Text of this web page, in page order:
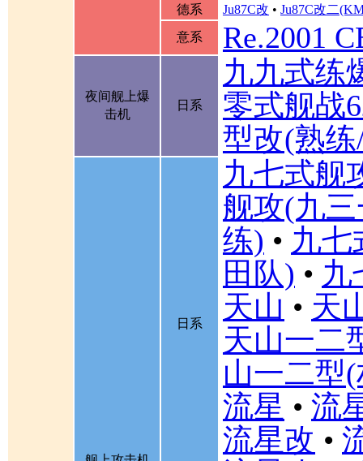
德系 Ju87C改 • Ju87C改二
意系
Re.2001
夜间舰上爆
击机
日系
九九式练
零式舰战
型改(熟
日系
九七式舰
舰攻(九
练) • 九七
田队) • 九
天山 • 天
天山一二
山一二型
流星 • 流
流星改 •